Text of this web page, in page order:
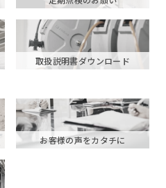
取扱説明書ダウンロード
お客様の声をカタチに